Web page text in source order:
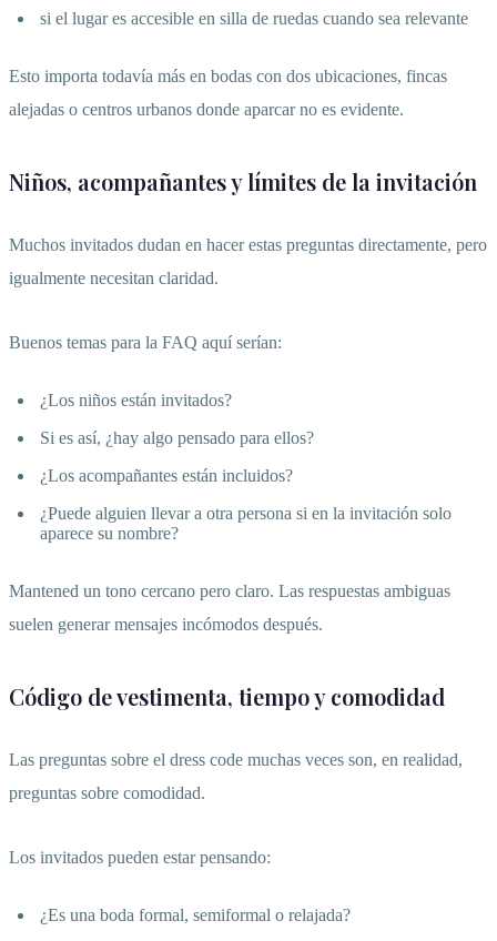
si el lugar es accesible en silla de ruedas cuando sea relevante
Esto importa todavía más en bodas con dos ubicaciones, fincas
alejadas o centros urbanos donde aparcar no es evidente.
Niños, acompañantes y límites de la invitación
Muchos invitados dudan en hacer estas preguntas directamente, pero
igualmente necesitan claridad.
Buenos temas para la FAQ aquí serían:
¿Los niños están invitados?
Si es así, ¿hay algo pensado para ellos?
¿Los acompañantes están incluidos?
¿Puede alguien llevar a otra persona si en la invitación solo
aparece su nombre?
Mantened un tono cercano pero claro. Las respuestas ambiguas
suelen generar mensajes incómodos después.
Código de vestimenta, tiempo y comodidad
Las preguntas sobre el dress code muchas veces son, en realidad,
preguntas sobre comodidad.
Los invitados pueden estar pensando:
¿Es una boda formal, semiformal o relajada?